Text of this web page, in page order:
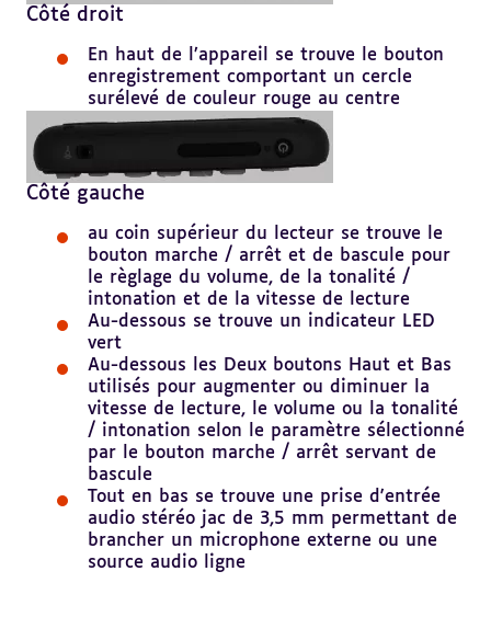
Côté droit
En haut de l’appareil se trouve le bouton
enregistrement comportant un cercle
surélevé de couleur rouge au centre
Côté gauche
au coin supérieur du lecteur se trouve le
bouton marche / arrêt et de bascule pour
le règlage du volume, de la tonalité /
intonation et de la vitesse de lecture
Au-dessous se trouve un indicateur LED
vert
Au-dessous les Deux boutons Haut et Bas
utilisés pour augmenter ou diminuer la
vitesse de lecture, le volume ou la tonalité
/ intonation selon le paramètre sélectionné
par le bouton marche / arrêt servant de
bascule
Tout en bas se trouve une prise d'entrée
audio stéréo jac de 3,5 mm permettant de
brancher un microphone externe ou une
source audio ligne